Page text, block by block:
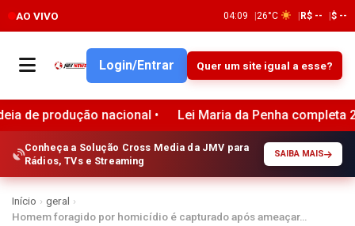
AO VIVO 04:09 26°C R$ -- $ --
Login/Entrar Quer um site igual a esse?
nacional • Lei Maria da Penha completa 20 anos e
Conheça a Solução Cross Media da JMV para
Rádios, TVs e Streaming
SAIBA MAIS
Início › geral ›
Homem foragido por homicídio é capturado após ameaçar…